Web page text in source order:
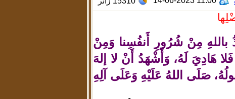
باللهِ مِنْ شُرُورِ أَنفُسِنا وَمِنْ
هَادِيَ لَهُ، وَأَشْهَدُ أَنْ لا إلهَ
صَلَى اللهُ عَلَيْهِ وَعَلَى آلِهِ